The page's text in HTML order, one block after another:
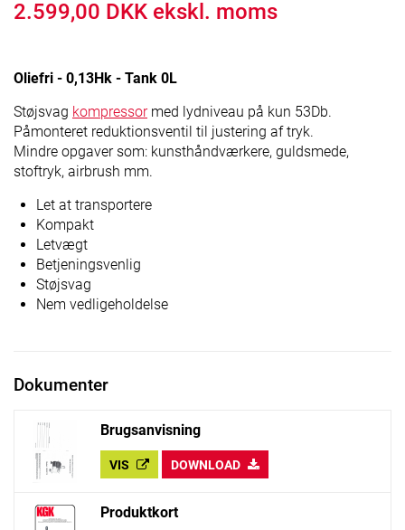
2.599,00 DKK ekskl. moms
Oliefri - 0,13Hk - Tank 0L
Støjsvag kompressormed lydniveau på kun 53Db.
Påmonteret reduktionsventil til justering af tryk.
Mindre opgaver som: kunsthåndværkere, guldsmede,
stoftryk, airbrush mm.
Let at transportere
Kompakt
Letvægt
Betjeningsvenlig
Støjsvag
Nem vedligeholdelse
Dokumenter
Brugsanvisning
VIS DOWNLOAD
Produktkort